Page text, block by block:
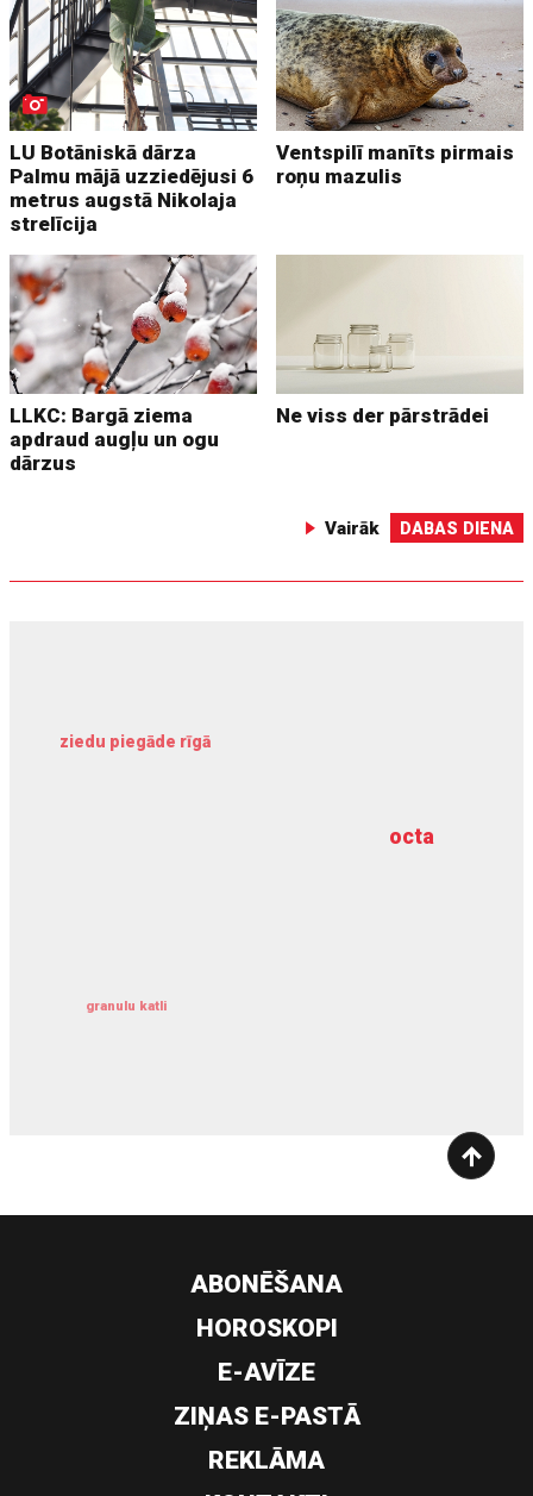
LU Botāniskā dārza
Palmu mājā uzziedējusi 6
metrus augstā Nikolaja
strelīcija
Ventspilī manīts pirmais
roņu mazulis
LLKC: Bargā ziema
apdraud augļu un ogu
dārzus
Ne viss der pārstrādei
Vairāk DABAS DIENA
octa
ziedu piegāde rīgā
granulu katli
dziļurbums
ABONĒŠANA
HOROSKOPI
E-AVĪZE
ZIŅAS E-PASTĀ
REKLĀMA